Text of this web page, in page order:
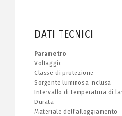
DATI TECNICI
Parametro
Voltaggio
Classe di protezione
Sorgente luminosa inclusa
Intervallo di temperatura di
Durata
Materiale dell'alloggiamento